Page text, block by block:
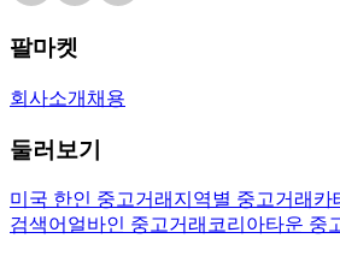
팔마켓
회사소개 채용
둘러보기
미국 한인 중고거래 지역별 중고거래 카
검색어 얼바인 중고거래 코리아타운 중